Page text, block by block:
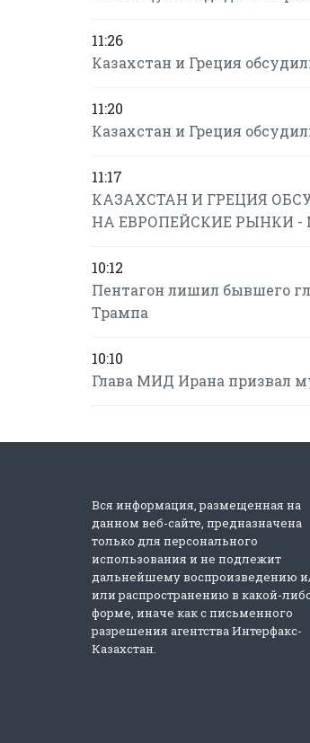
11:26
Казахстан и Греция
11:20
Казахстан и Греция
11:17
КАЗАХСТАН И ГРЕЦИЯ
НА ЕВРОПЕЙСКИЕ РЫНКИ
10:12
Пентагон лишил бывшего
Трампа
10:10
Глава МИД Ирана призвал
Вся информация, размещенная на
данном веб-сайте, предназначена
только для персонального
использования и не подлежит
дальнейшему воспроизведению
или распространению в какой-
форме, иначе как с письменного
разрешения агентства Интерфакс-
Казахстан.